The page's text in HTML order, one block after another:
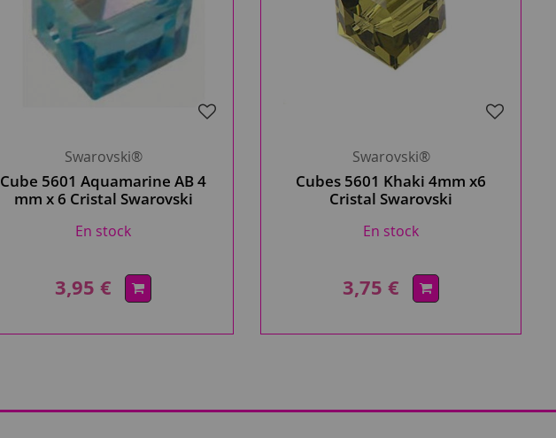
Swarovski®
Cube 5601 Aquamarine AB 4
mm x 6 Cristal Swarovski
En stock
3,95 €
Swarovski®
Cubes 5601 Khaki 4mm x6
Cristal Swarovski
En stock
3,75 €